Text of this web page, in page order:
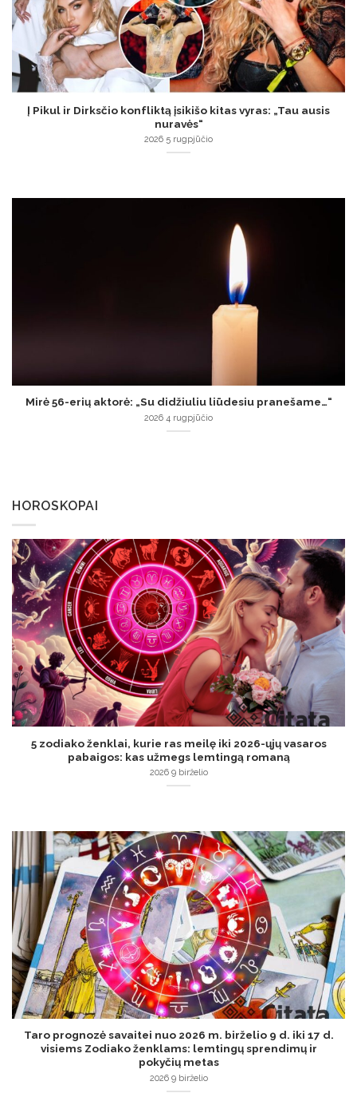
Į Pikul ir Dirksčio konfliktą įsikišo kitas vyras: „Tau ausis
nuravės“
2026 5 rugpjūčio
Mirė 56-erių aktorė: „Su didžiuliu liūdesiu pranešame…“
2026 4 rugpjūčio
HOROSKOPAI
5 zodiako ženklai, kurie ras meilę iki 2026-ųjų vasaros
pabaigos: kas užmegs lemtingą romaną
2026 9 birželio
Taro prognozė savaitei nuo 2026 m. birželio 9 d. iki 17 d.
visiems Zodiako ženklams: lemtingų sprendimų ir
pokyčių metas
2026 9 birželio